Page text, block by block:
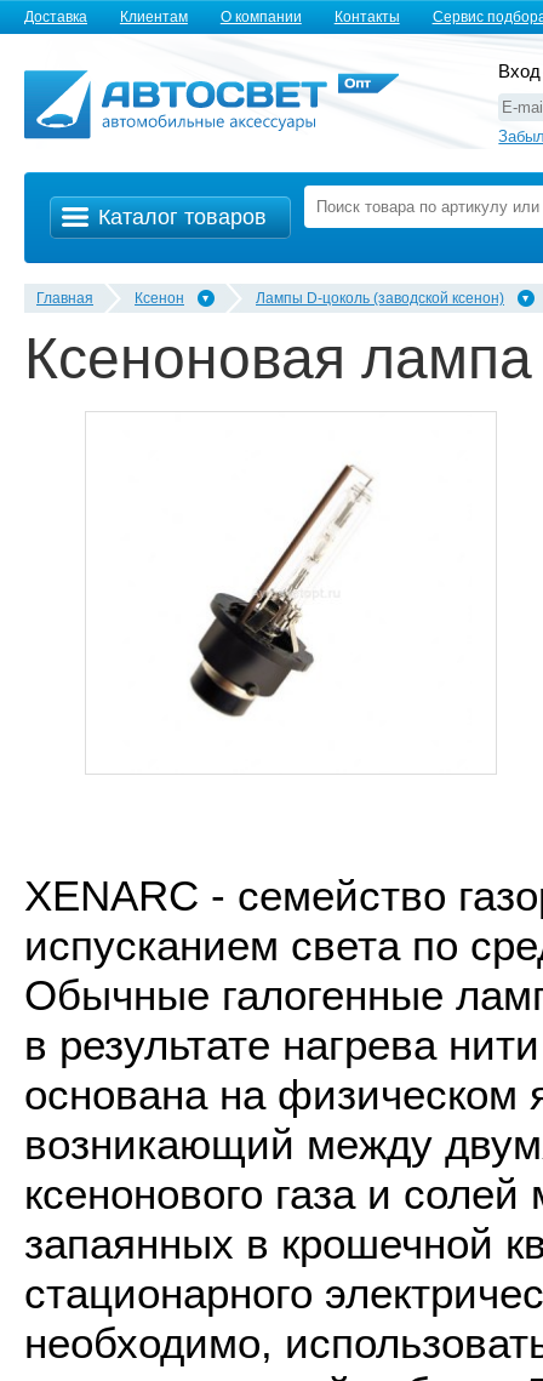
Доставка Клиентам О компании Контакты Сервис
Каталог товаров
Главная Ксенон Лампы D-цоколь (заводской ксенон)
Ксеноновая
XENARC - семейство
испусканием света по
Обычные галогенные
в результате нагрева
основана на физическом
возникающий между
ксенонового газа и
запаянных в крошечной
стационарного
необходимо,